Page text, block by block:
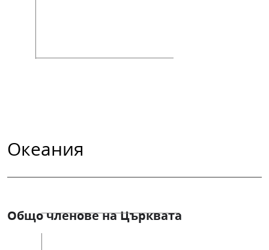
Океания
Общо членове на Църквата